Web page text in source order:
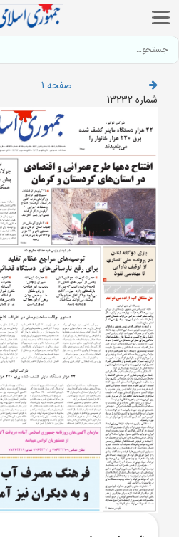
صفحه 1
شماره 13232